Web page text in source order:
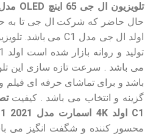
تلویزیون ال جی 65 اینچ OLED مدل C1
حال حاضر که شرکت ال جی تا به
باشد و برای تماشای حرفه ای فیلم
گزینه و انتخاب می باشد . کیفیت
C1 اولد 4K اسمارت مدل 65C1 2021
محسور کننده و شگفت انگیز می